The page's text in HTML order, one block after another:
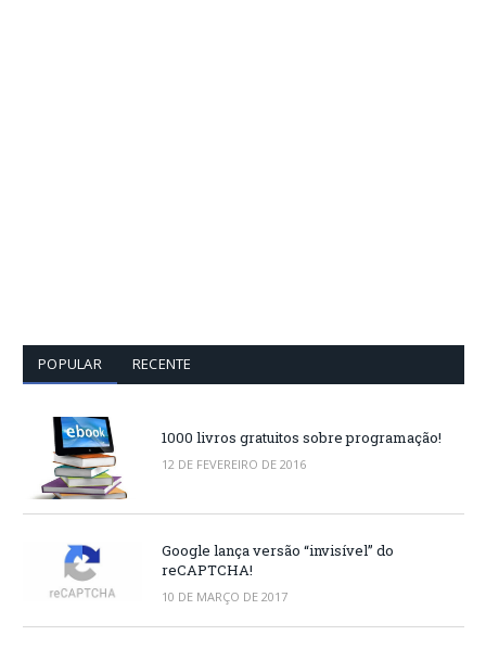
POPULAR RECENTE
1000 livros gratuitos sobre programação!
12 DE FEVEREIRO DE 2016
Google lança versão “invisível” do
reCAPTCHA!
10 DE MARÇO DE 2017